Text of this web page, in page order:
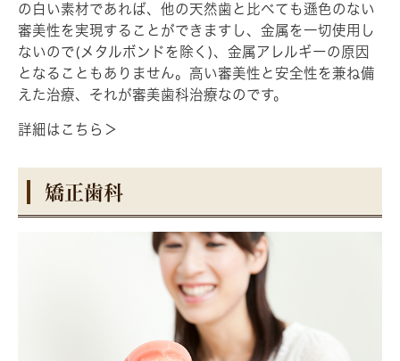
の白い素材であれば、他の天然歯と比べても遜色のない
審美性を実現することができますし、金属を一切使用し
ないので(メタルボンドを除く)、金属アレルギーの原因
となることもありません。高い審美性と安全性を兼ね備
えた治療、それが審美歯科治療なのです。
詳細はこちら＞
矯正歯科